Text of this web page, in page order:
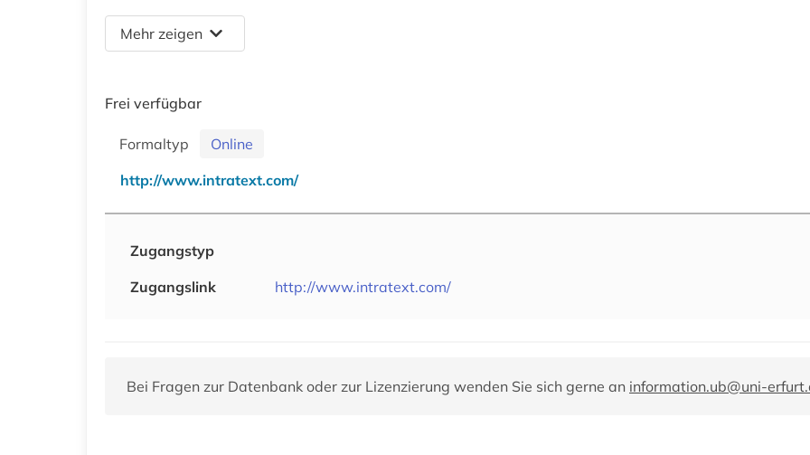
Mehr zeigen
Frei verfügbar
Formaltyp
Online
http://www.intratext.com/
Zugangstyp
Zugangslink
http://www.intratext.com/
Bei Fragen zur Datenbank oder zur Lizenzierung wenden Sie sich gerne an information.ub@uni-